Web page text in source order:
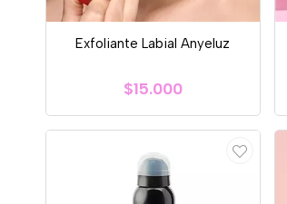
Exfoliante Labial Anyeluz
$15.000